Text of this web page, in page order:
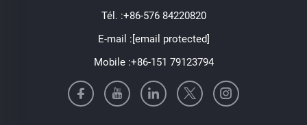
Tél. :+86-576 84220820
E-mail : [email protected]
Mobile :+86-151 79123794